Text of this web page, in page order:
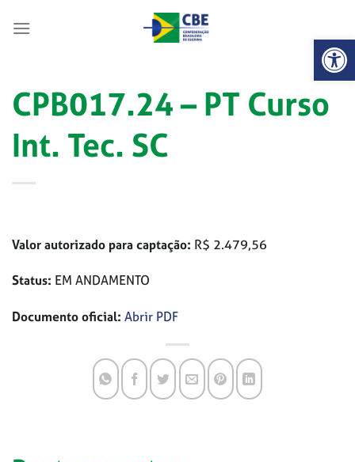
Abrir
CPB017.24 – PT Curso
Int. Tec. SC
Valor autorizado para captação: R$ 2.479,56
Status: EM ANDAMENTO
Documento oficial: Abrir PDF